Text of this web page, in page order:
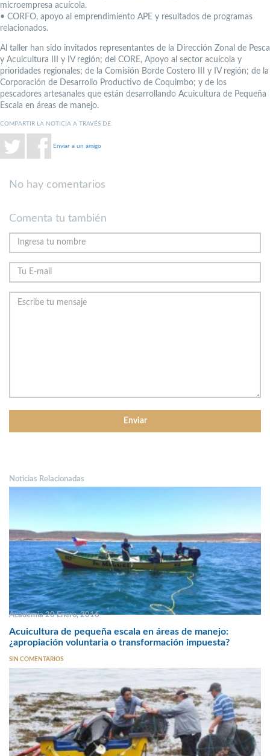
microempresa acuícola.
• CORFO, apoyo al emprendimiento APE y resultados de programas
relacionados.
Al taller han sido invitados representantes de la Dirección Zonal de Pesca
y Acuicultura III y IV región; del CORE, Apoyo al sector acuícola y
prioridades regionales; de la Comisión Borde Costero III y IV región; de la
Corporación de Desarrollo Productivo de Coquimbo; y de los
pescadores artesanales que están desarrollando Acuicultura de Pequeña
Escala en áreas de manejo.
COMPARTIR LA NOTICIA A TRAVÉS DE:
Enviar a un amigo
No hay comentarios
Comenta tu también
Noticias Relacionadas
Academia 20 Enero, 2016
Acuicultura de pequeña escala en áreas de manejo:
¿apropiación voluntaria o transformación impuesta?
SIN COMENTARIOS